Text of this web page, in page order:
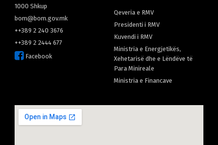
1000 Shkup
bom@bom.gov.mk
++389 2 240 3676
++389 2 2444 677
Facebook
Qeveria e RMV
Presidenti i RMV
Kuvendi i RMV
Ministria e Energjetikës,
Xehetarisë dhe e Lëndëve të
Para Minireale
Мinistria e Financave